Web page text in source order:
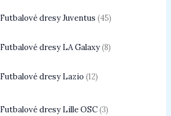
Futbalové dresy Juventus 45
Futbalové dresy LA Galaxy 8
Futbalové dresy Lazio 12
Futbalové dresy Lille OSC 3